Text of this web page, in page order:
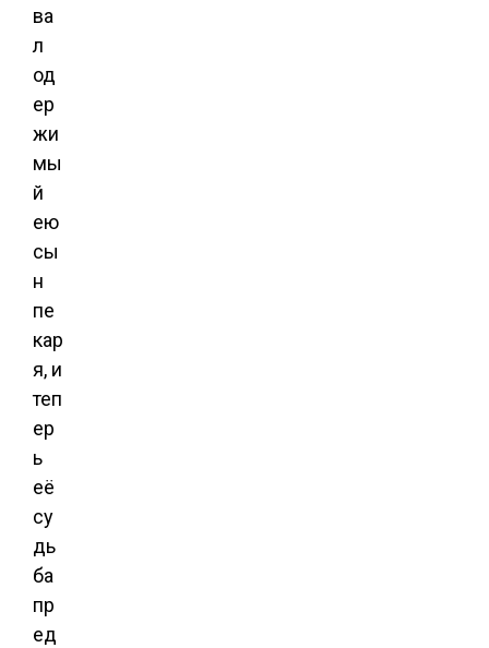
ва
л
од
ер
жи
мы
й
ею
сы
н
пе
кар
я, и
теп
ер
ь
её
су
дь
ба
пр
ед